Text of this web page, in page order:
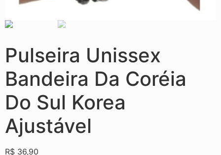
Pulseira Unissex
Bandeira Da Coréia
Do Sul Korea
Ajustável
R$ 36,90